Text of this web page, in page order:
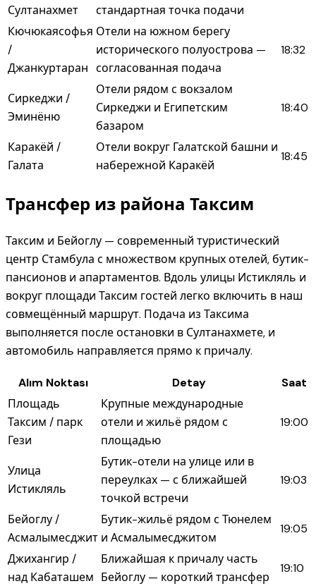
Султанахмет
стандартная точка подачи
Кючюкаясофья
/
Джанкуртаран
Отели на южном берегу
исторического полуострова —
согласованная подача
18:32
Сиркеджи /
Эминёню
Отели рядом с вокзалом
Сиркеджи и Египетским
базаром
18:40
Каракёй /
Галата
Отели вокруг Галатской башни и
набережной Каракёй
18:45
Трансфер из района Таксим
Таксим и Бейоглу — современный туристический
центр Стамбула с множеством крупных отелей, бутик-
пансионов и апартаментов. Вдоль улицы Истикляль и
вокруг площади Таксим гостей легко включить в наш
совмещённый маршрут. Подача из Таксима
выполняется после остановки в Султанахмете, и
автомобиль направляется прямо к причалу.
Alım Noktası Detay
Saat
Площадь
Таксим / парк
Гези
Крупные международные
отели и жильё рядом с
площадью
19:00
Улица
Истикляль
Бутик-отели на улице или в
переулках — с ближайшей
точкой встречи
19:03
Бейоглу /
Асмалымесджит
Бутик-жильё рядом с Тюнелем
и Асмалымесджитом
19:05
Джихангир /
над Кабаташем
Ближайшая к причалу часть
Бейоглу — короткий трансфер
19:10